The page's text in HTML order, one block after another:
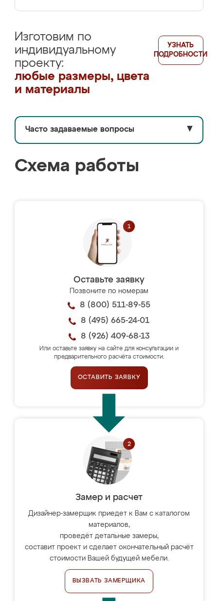
Изготовим по
индивидуальному
проекту:
любые размеры, цвета
и материалы
УЗНАТЬ
ПОДРОБНОСТИ
Часто задаваемые вопросы ▼
Схема работы
Оставьте заявку
Позвоните по номерам
8 (800) 511-89-55
8 (495) 665-24-01
8 (926) 409-68-13
Или оставьте заявку на сайте для консультации и
предварительного расчёта стоимости.
ОСТАВИТЬ ЗАЯВКУ
Замер и расчет
Дизайнер-замерщик приедет к Вам с каталогом
материалов,
проведёт детальные замеры,
составит проект и сделает окончательный расчёт
стоимости Вашей будущей мебели.
ВЫЗВАТЬ ЗАМЕРЩИКА